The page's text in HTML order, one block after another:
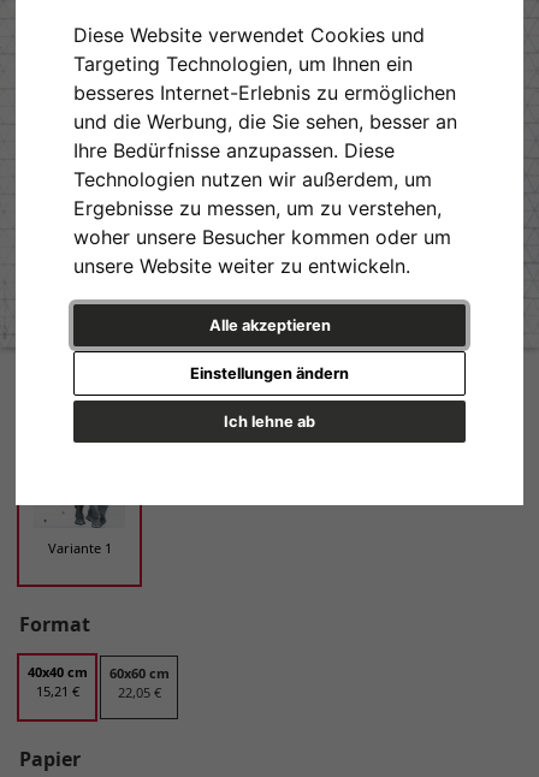
Diese Website verwendet Cookies und
Targeting Technologien, um Ihnen ein
besseres Internet-Erlebnis zu ermöglichen
und die Werbung, die Sie sehen, besser an
Ihre Bedürfnisse anzupassen. Diese
Technologien nutzen wir außerdem, um
Ergebnisse zu messen, um zu verstehen,
woher unsere Besucher kommen oder um
unsere Website weiter zu entwickeln.
Alle akzeptieren
Ich lehne ab
Einstellungen ändern
Young Elephant Variante 1 | 40x40 cm | Premium-Papier
Design
Variante 1
Format
40x40 cm
15,21 €
60x60 cm
22,05 €
Papier